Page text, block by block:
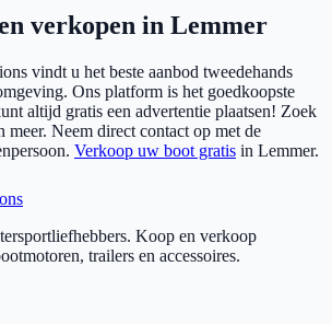
verkopen in Lemmer
vindt u het beste aanbod tweedehands
Ons platform is het goedkoopste
altijd gratis een advertentie plaatsen! Zoek
meer. Neem direct contact op met de
Verkoop uw boot gratis in Lemmer.
Koop en verkoop
trailers en accessoires.